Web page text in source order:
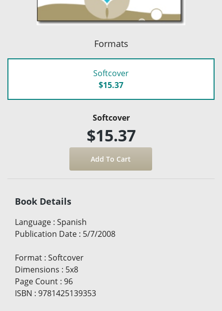
Formats
Softcover
$15.37
Softcover
$15.37
Book Details
Language : Spanish
Publication Date : 5/7/2008
Format : Softcover
Dimensions : 5x8
Page Count : 96
ISBN : 9781425139353